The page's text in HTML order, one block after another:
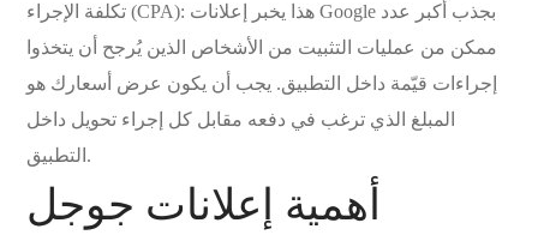
تكلفة الإجراء (CPA): هذا يخبر إعلانات Google بجذب أكبر عدد
ممكن من عمليات التثبيت من الأشخاص الذين يُرجح أن يتخذوا
إجراءات قيّمة داخل التطبيق. يجب أن يكون عرض أسعارك هو
المبلغ الذي ترغب في دفعه مقابل كل إجراء تحويل داخل
التطبيق.
أهمية إعلانات جوجل